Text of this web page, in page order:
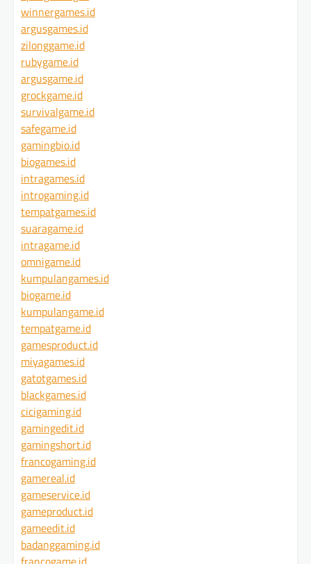
winnergames.id
argusgames.id
zilonggame.id
rubygame.id
argusgame.id
grockgame.id
survivalgame.id
safegame.id
gamingbio.id
biogames.id
intragames.id
introgaming.id
tempatgames.id
suaragame.id
intragame.id
omnigame.id
kumpulangames.id
biogame.id
kumpulangame.id
tempatgame.id
gamesproduct.id
miyagames.id
gatotgames.id
blackgames.id
cicigaming.id
gamingedit.id
gamingshort.id
francogaming.id
gamereal.id
gameservice.id
gameproduct.id
gameedit.id
badanggaming.id